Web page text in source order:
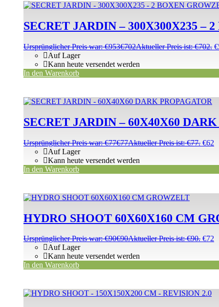
SECRET JARDIN – 300X300X235 –
Ursprünglicher Preis war: €953€702Aktueller Preis ist: €702. €
Auf Lager
Kann heute versendet werden
In den Warenkorb
SECRET JARDIN – 60X40X60
Ursprünglicher Preis war: €77€77Aktueller Preis ist: €77. €62
Auf Lager
Kann heute versendet werden
In den Warenkorb
HYDRO SHOOT 60X60X160 CM
Ursprünglicher Preis war: €90€90Aktueller Preis ist: €90. €72
Auf Lager
Kann heute versendet werden
In den Warenkorb